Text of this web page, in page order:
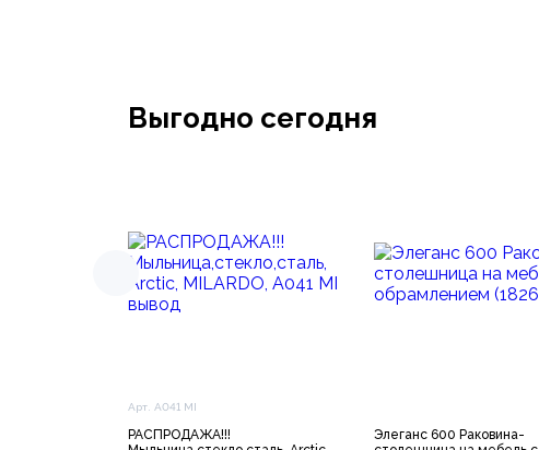
Выгодно сегодня
Арт. A041 MI
РАСПРОДАЖА!!!
Элеганс 600 Раковина-